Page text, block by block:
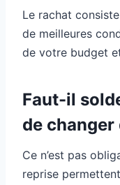
Le rachat
de meilleures
de votre budget
Faut-il
de changer
Ce n’est pas
reprise